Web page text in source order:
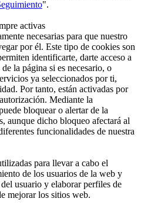
".
activas
necesarias para que nuestro
por él. Este tipo de cookies son
identificarte, darte acceso a
la página si es necesario, o
ya seleccionados por ti,
Por tanto, están activadas por
Mediante la
bloquear o alertar de la
aunque dicho bloqueo afectará al
funcionalidades de nuestra
para llevar a cabo el
de los usuarios de la web y
usuario y elaborar perfiles de
mejorar los sitios web.